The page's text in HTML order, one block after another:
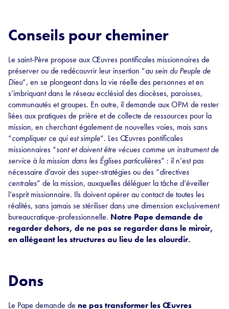
Conseils pour cheminer
Le saint-Père propose aux Œuvres pontificales missionnaires de
préserver ou de redécouvrir leur insertion “au sein du Peuple de
Dieu“, en se plongeant dans la vie réelle des personnes et en
s’imbriquant dans le réseau ecclésial des diocèses, paroisses,
communautés et groupes. En outre, il demande aux OPM de rester
liées aux pratiques de prière et de collecte de ressources pour la
mission, en cherchant également de nouvelles voies, mais sans
“compliquer ce qui est simple“. Les Œuvres pontificales
missionnaires “sont et doivent être vécues comme un instrument de
service à la mission dans les Églises particulières” : il n’est pas
nécessaire d’avoir des super-stratégies ou des “directives
centrales” de la mission, auxquelles déléguer la tâche d’éveiller
l’esprit missionnaire. Ils doivent opérer au contact de toutes les
réalités, sans jamais se stériliser dans une dimension exclusivement
bureaucratique-professionnelle. Notre Pape demande de
regarder dehors, de ne pas se regarder dans le miroir,
en allégeant les structures au lieu de les alourdir.
Dons
Le Pape demande de ne pas transformer les Œuvres